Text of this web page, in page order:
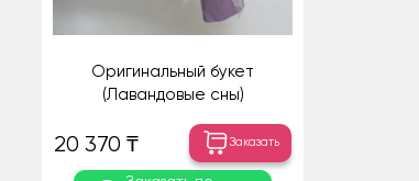
Оригинальный букет
(Лавандовые сны)
20 370 ₸ Заказать